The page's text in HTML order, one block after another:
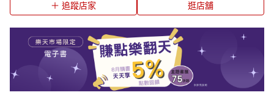
追蹤店家 逛店舖